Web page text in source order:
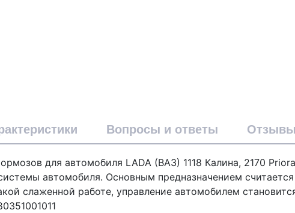
Вопросы и ответы Отзывы
для автомобиля LADA (ВАЗ) 1118 Калина, 2170
автомобиля. Основным предназначением
слаженной работе, управление автомобилем